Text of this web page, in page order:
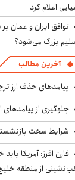
اعلام کرد
توافق ایران و عمان
بزرگ می‌شود؟
آخرین مطالب
پیامدهای حذف ارز
جلوگیری از
شرایط سخت
فارن افرز: آمریکا باید
از منطقه